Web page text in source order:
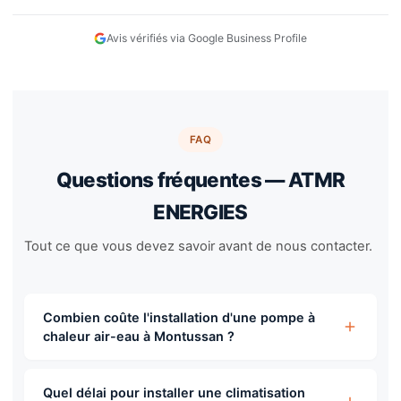
Avis vérifiés via Google Business Profile
FAQ
Questions fréquentes — ATMR
ENERGIES
Tout ce que vous devez savoir avant de nous contacter.
Combien coûte l'installation d'une pompe à
chaleur air-eau à Montussan ?
8 000 € et 16 000 € selon la puissance nécessaire et
Quel délai pour installer une climatisation